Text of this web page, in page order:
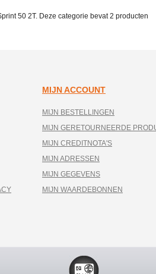
50 2T. Deze categorie bevat2 producten
MIJN ACCOUNT
MIJN BESTELLINGEN
MIJN GERETOURNEERDE
MIJN CREDITNOTA'S
MIJN ADRESSEN
MIJN GEGEVENS
MIJN WAARDEBONNEN